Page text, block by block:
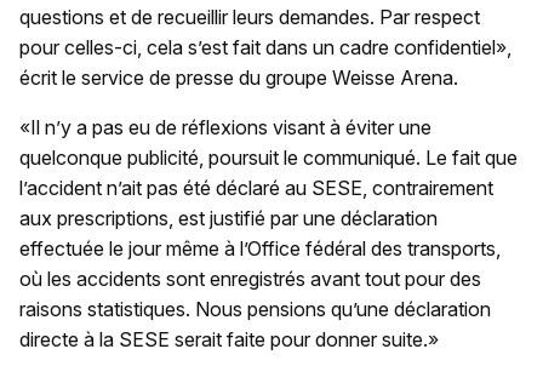
questions et de recueillir leurs demandes. Par respect
pour celles-ci, cela s’est fait dans un cadre confidentiel»,
écrit le service de presse du groupe Weisse Arena.
«Il n’y a pas eu de réflexions visant à éviter une
quelconque publicité, poursuit le communiqué. Le fait que
l’accident n’ait pas été déclaré au SESE, contrairement
aux prescriptions, est justifié par une déclaration
effectuée le jour même à l’Office fédéral des transports,
où les accidents sont enregistrés avant tout pour des
raisons statistiques. Nous pensions qu’une déclaration
directe à la SESE serait faite pour donner suite.»